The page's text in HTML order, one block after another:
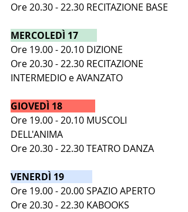
Ore 20.30 - 22.30 RECITAZIONE BASE
MERCOLEDÌ 17
Ore 19.00 - 20.10 DIZIONE
Ore 20.30 - 22.30 RECITAZIONE
INTERMEDIO e AVANZATO
GIOVEDÌ 18
Ore 19.00 - 20.10 MUSCOLI
DELL'ANIMA
Ore 20.30 - 22.30 TEATRO DANZA
VENERDÌ 19
Ore 19.00 - 20.00 SPAZIO APERTO
Ore 20.30 - 22.30 KABOOKS